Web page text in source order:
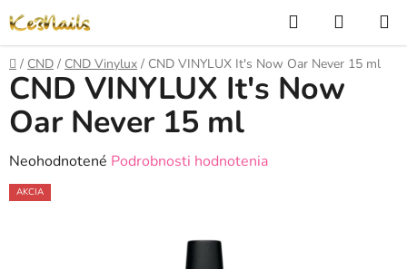
na
obsah
Hľadať
KOŠÍK
Domov
/ CND / CND Vinylux / CND VINYLUX It's Now Oar Never 15 ml
CND VINYLUX It's Now
Oar Never 15 ml
Priemerné
hodnotenie
Neohodnotené Podrobnosti hodnotenia
AKCIA